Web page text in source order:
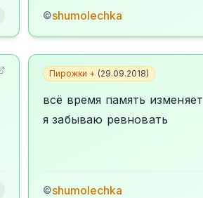
©shumolechka
Пирожки + (29.09.2018)
всё время память изменяет
я забываю ревновать
©shumolechka